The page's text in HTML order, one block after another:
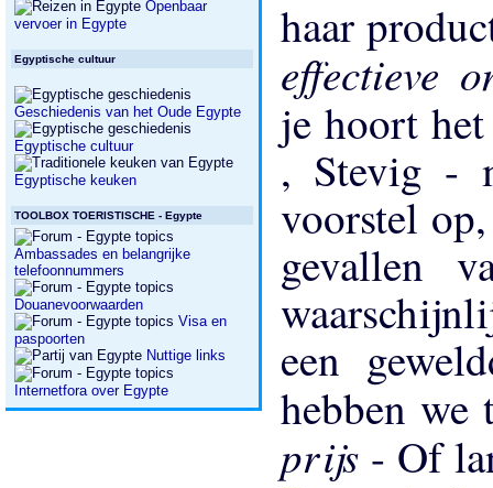
Openbaar
vervoer in Egypte
Egyptische cultuur
Geschiedenis van het Oude Egypte
Egyptische cultuur
Egyptische keuken
TOOLBOX TOERISTISCHE - Egypte
Ambassades en belangrijke
telefoonnummers
Douanevoorwaarden
Visa en
paspoorten
Nuttige links
Internetfora over Egypte
haar
effectieve
je hoort
, Stevig -
voorstel
gevallen
een
hebben
prijs - Of